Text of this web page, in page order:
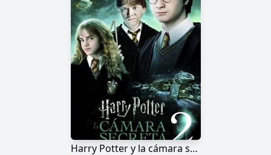
Harry Potter y la cámara secreta